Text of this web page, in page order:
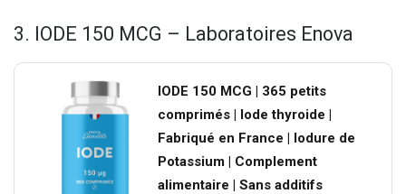
3. IODE 150 MCG – Laboratoires Enova
IODE 150 MCG | 365 petits
comprimés | Iode thyroide |
Fabriqué en France | Iodure de
Potassium | Complement
alimentaire | Sans additifs